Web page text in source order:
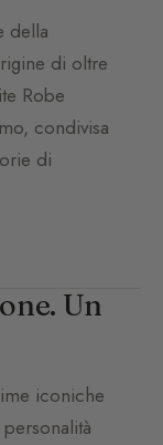
della
di oltre
Robe
condivisa
di
Un
iconiche